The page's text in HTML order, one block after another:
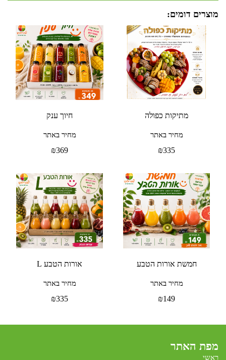
מוצרים דומים:
מתיקות כפולה
מחיר באתר
₪335
חיוך ענק
מחיר באתר
₪369
חמשת אורות הטבע
מחיר באתר
₪149
אורות הטבע L
מחיר באתר
₪335
מפת האתר
ראשי